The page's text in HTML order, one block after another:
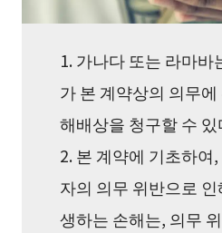
1. 가나다 또는 라마
가 본 계약상의 의무
해배상을 청구할 수 있
2. 본 계약에 기초하여
자의 의무 위반으로
생하는 손해는, 의무